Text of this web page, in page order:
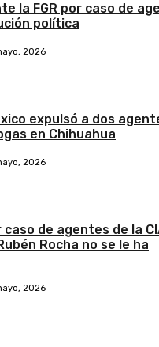
la FGR por caso de
política
2026
expulsó a dos
en Chihuahua
2026
caso de agentes de la
Rocha no se le ha
2026